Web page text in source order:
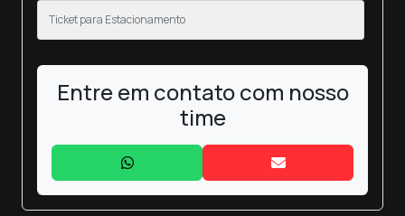
Ticket para Estacionamento
Entre em contato com nosso
time